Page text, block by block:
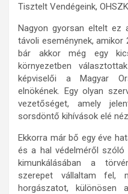
Tisztelt Vendégeink,
Nagyon gyorsan eltelt ez
távoli eseménynek, amikor
bár akkor még egy
környezetben
képviselői a Magyar
elnökének. Egy olyan
vezetőséget, amely
sorsdöntő kihívások elé
Ekkorra már bő egy éve
és a hal védelméről szóló
kimunkálásában a
szerepet vállaltam fel,
horgászatot, különösen